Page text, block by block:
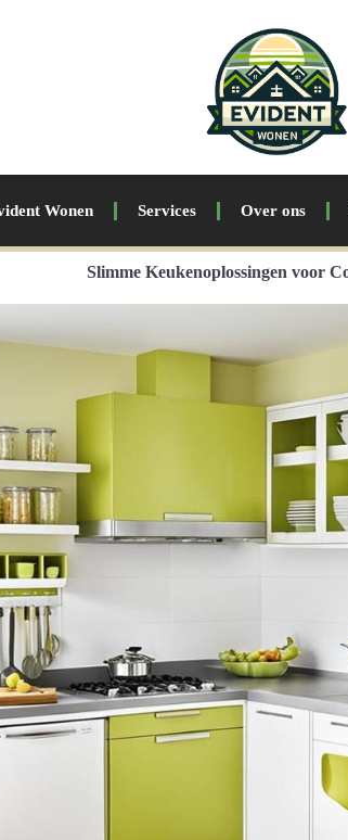
Wonen Services Over ons
Slimme Keukenoplossingen voor